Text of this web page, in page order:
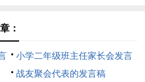
：
小学二年级班主任家长会发言
稿战友聚会代表的发言稿